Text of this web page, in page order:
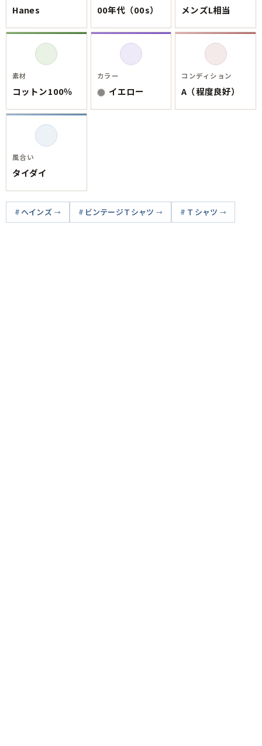
Hanes 00年代（00s） メンズL相当
素材
コットン100％
カラー
イエロー
コンディション
A（程度良好）
風合い
タイダイ
ヘインズ ビンテージＴシャツ Ｔシャツ